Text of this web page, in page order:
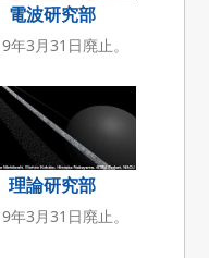
電波研究部
年3月31日廃止。
理論研究部
年3月31日廃止。